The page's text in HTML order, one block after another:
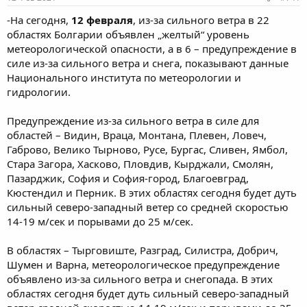
-На сегодня, 12 февраля, из-за сильного ветра в 22
областях Болгарии объявлен „желтый“ уровень
метеорологической опасности, а в 6 – предупреждение в
силе из-за сильного ветра и снега, показывают данные
Национального института по метеорологии и
гидрологии.
Предупреждение из-за сильного ветра в силе для
областей – Видин, Враца, Монтана, Плевен, Ловеч,
Габрово, Велико Тырново, Русе, Бургас, Сливен, Ямбол,
Стара Загора, Хасково, Пловдив, Кырджали, Смолян,
Пазарджик, София и София-город, Благоевград,
Кюстендил и Перник. В этих областях сегодня будет дуть
сильный северо-западный ветер со средней скоростью
14-19 м/сек и порывами до 25 м/сек.
В областях – Тырговиште, Разград, Силистра, Добрич,
Шумен и Варна, метеорологическое предупреждение
объявлено из-за сильного ветра и снегопада. В этих
областях сегодня будет дуть сильный северо-западный